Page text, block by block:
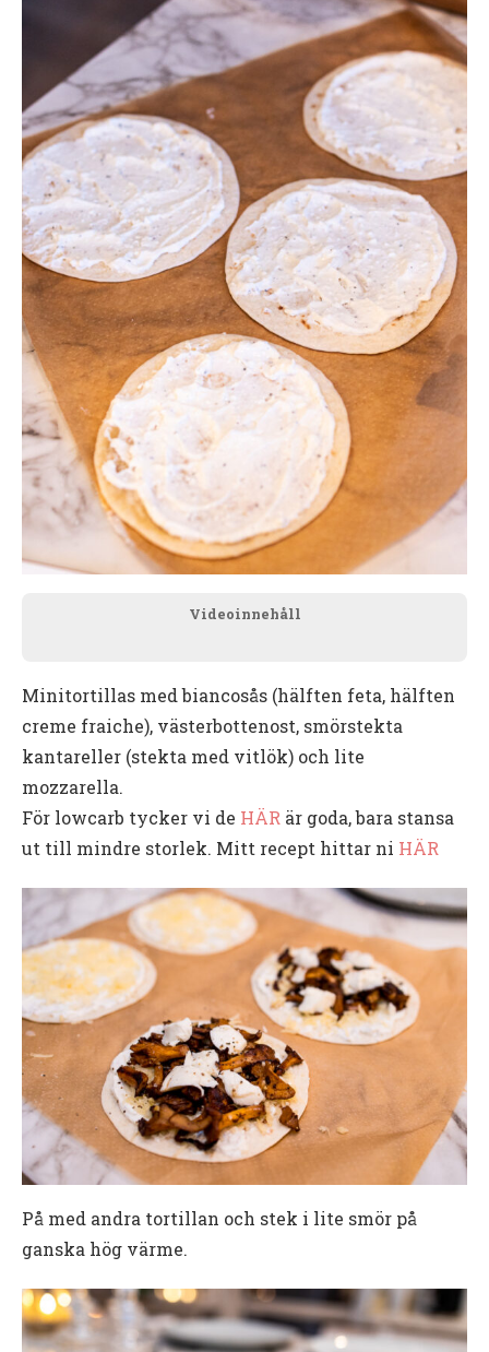
Videoinnehåll
Minitortillas med biancosås (hälften feta, hälften
creme fraiche), västerbottenost, smörstekta
kantareller (stekta med vitlök) och lite
mozzarella.
För lowcarb tycker vi de HÄR är goda, bara stansa
ut till mindre storlek. Mitt recept hittar ni HÄR
På med andra tortillan och stek i lite smör på
ganska hög värme.